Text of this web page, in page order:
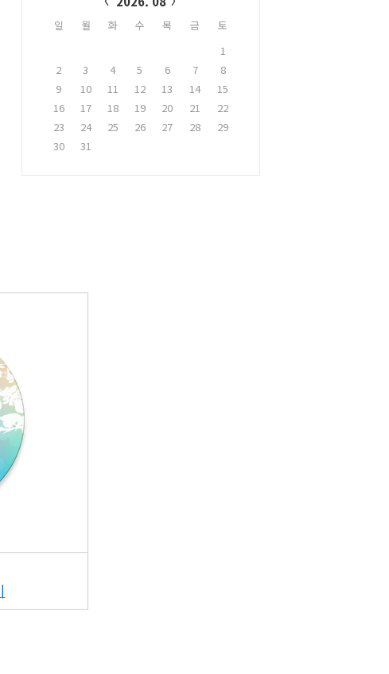
일 월 화 수 목 금
토
1
2
3 4 5 6 7
8
9
10 11 12 13 14
15
16
17 18 19 20 21
22
23
24 25 26 27 28
29
30
31